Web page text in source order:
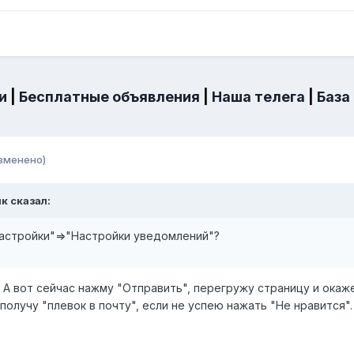
Бесплатные объявления Наша телега
сказал:
уведомлений"?
вот сейчас нажму "Отправить", перегружу страницу и
"плевок в почту", если не успею нажать "Не нравится".